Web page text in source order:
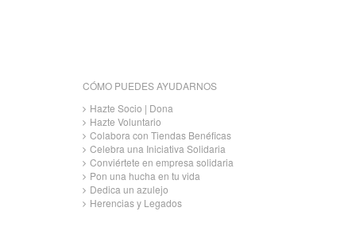
CÓMO PUEDES AYUDARNOS
Hazte Socio | Dona
Hazte Voluntario
Colabora con Tiendas Benéficas
Celebra una Iniciativa Solidaria
Conviértete en empresa solidaria
Pon una hucha en tu vida
Dedica un azulejo
Herencias y Legados